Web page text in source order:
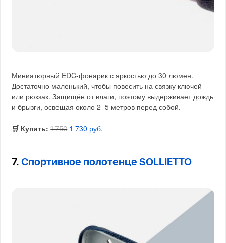
Миниатюрный EDC-фонарик с яркостью до 30 люмен.
Достаточно маленький, чтобы повесить на связку ключей
или рюкзак. Защищён от влаги, поэтому выдерживает дождь
и брызги, освещая около 2–5 метров перед собой.
🛒 Купить: 1 750 1 730 руб.
7.Спортивное полотенце SOLLIETTO